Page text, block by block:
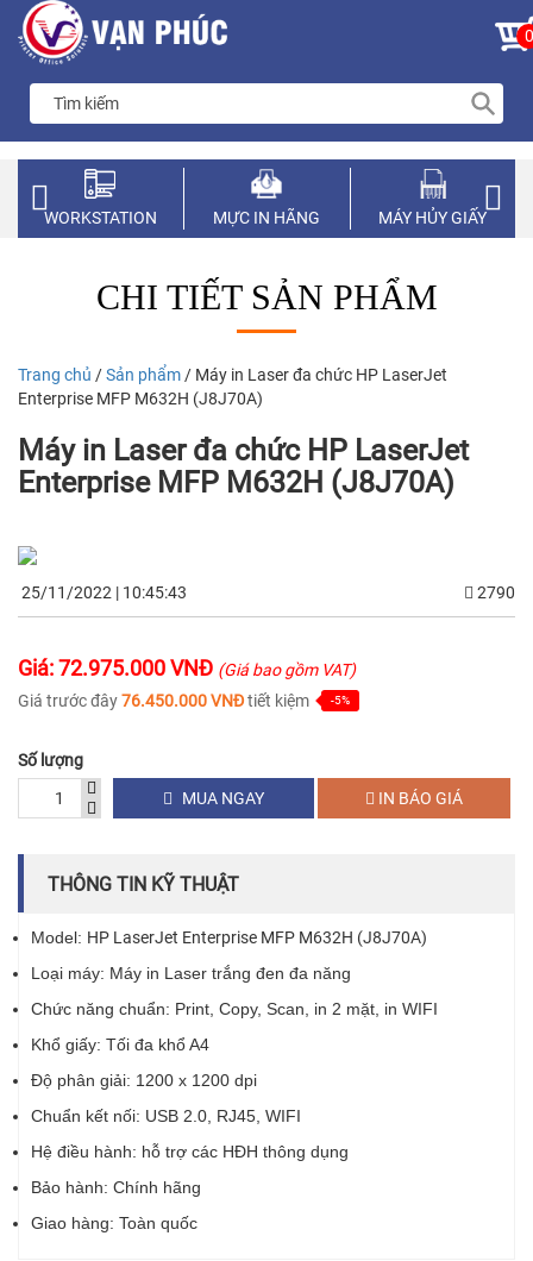
0
WORKSTATION MỰC IN HÃNG MÁY HỦY GIẤY
CHI TIẾT SẢN PHẨM
Trang chủ /Sản phẩm / Máy in Laser đa chức HP LaserJet
Enterprise MFP M632H (J8J70A)
Máy in Laser đa chức HP LaserJet
Enterprise MFP M632H (J8J70A)
25/11/2022 | 10:45:43 2790
Giá: 72.975.000 VNĐ (Giá bao gồm VAT)
Giá trước đây76.450.000 VNĐtiết kiệm -5%
Số lượng
MUA NGAY
IN BÁO GIÁ
THÔNG TIN KỸ THUẬT
Model: HP LaserJet Enterprise MFP M632H (J8J70A)
Loại máy: Máy in Laser trắng đen đa năng
Chức năng chuẩn: Print, Copy, Scan, in 2 mặt, in WIFI
Khổ giấy: Tối đa khổ A4
Độ phân giải: 1200 x 1200 dpi
Chuẩn kết nối: USB 2.0, RJ45, WIFI
Hệ điều hành: hỗ trợ các HĐH thông dụng
Bảo hành: Chính hãng
Giao hàng: Toàn quốc